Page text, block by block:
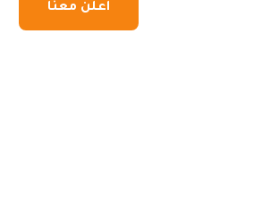
اعلن معنا